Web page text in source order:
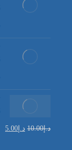
د.إ10.00 د.إ 5.00